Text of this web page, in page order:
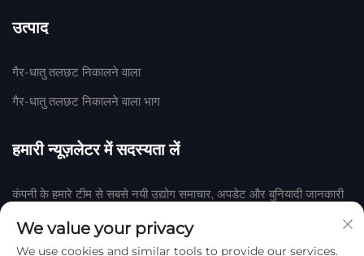
उत्पाद
गैर-धातु तलछट निकालने वाला
गैर-धातु तलछट निकालने वाला भाग
हमारी न्यूज़लेटर में सदस्यता लें
कंपनी के हमारे टीम से सबसे नयी उद्योग समाचार, अपडेट और बुनियादी जानकारी
We value your privacy
We use cookies and similar tools to provide our services.